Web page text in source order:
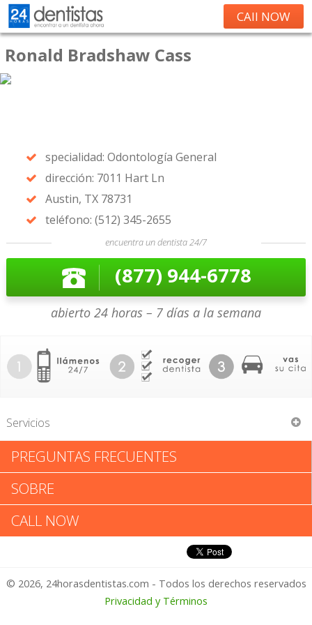
CAll NOW
Ronald Bradshaw Cass
specialidad: Odontología General
dirección: 7011 Hart Ln
Austin, TX 78731
teléfono: (512) 345-2655
encuentra un dentista 24/7
(877) 944-6778
abierto 24 horas – 7 días a la semana
Servicios
Ronald Bradshaw Cass
Ronald Bradshaw Cass: Califica
tu Experiencia
1 – No Feliz
PREGUNTAS FRECUENTES
SOBRE
CALL NOW
© 2026, 24horasdentistas.com - Todos los derechos reservados
Privacidad y Términos